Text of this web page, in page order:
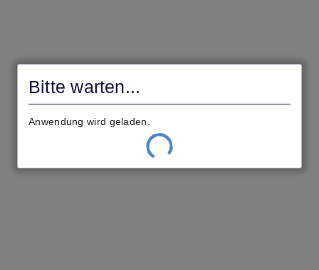
Bitte warten...
Anwendung wird geladen.